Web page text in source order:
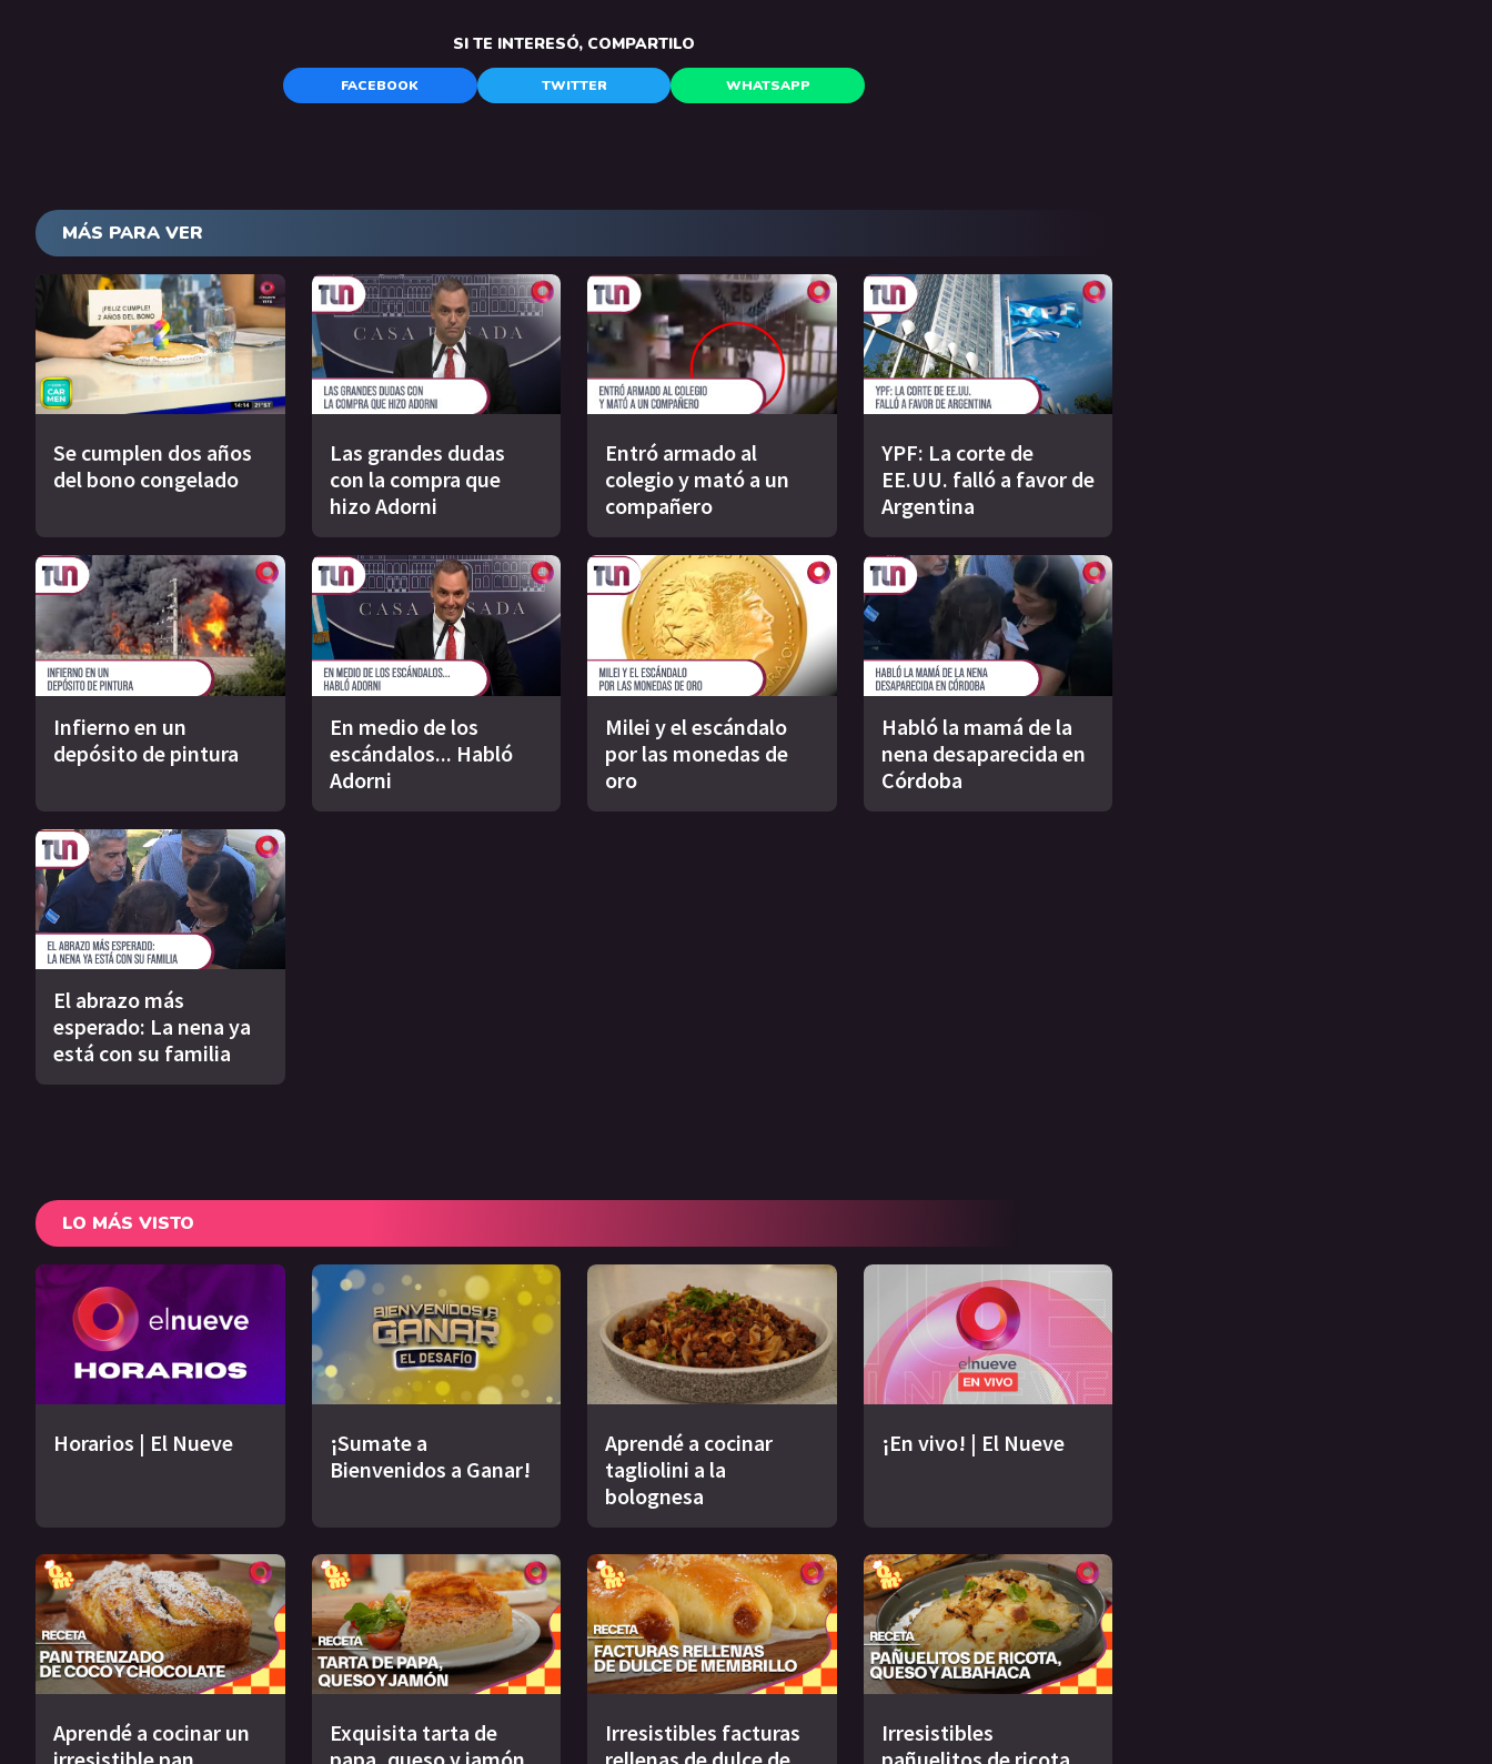
SI TE INTERESÓ, COMPARTILO
FACEBOOK TWITTER WHATSAPP
MÁS PARA VER
Se cumplen dos años
del bono congelado
Las grandes dudas
con la compra que
hizo Adorni
Entró armado al
colegio y mató a un
compañero
YPF: La corte de
EE.UU. falló a favor de
Argentina
Infierno en un
depósito de pintura
En medio de los
escándalos... Habló
Adorni
Milei y el escándalo
por las monedas de
oro
Habló la mamá de la
nena desaparecida en
Córdoba
El abrazo más
esperado: La nena ya
está con su familia
LO MÁS VISTO
Horarios | El Nueve
¡Sumate a
Bienvenidos a Ganar!
Aprendé a cocinar
tagliolini a la
bolognesa
¡En vivo! | El Nueve
Aprendé a cocinar un
Exquisita tarta de
Irresistibles facturas
Irresistibles